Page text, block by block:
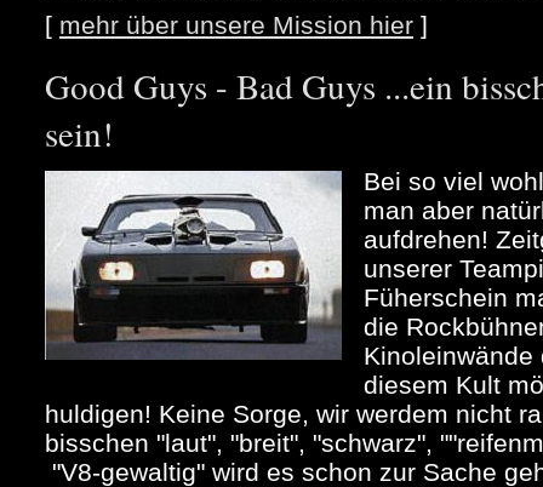
[ mehr über unsere Mission hier ]
Good Guys - Bad Guys ...ein
sein!
Bei so viel
man aber
aufdrehen!
unserer
Füherschein
die
Kinoleinwände
diesem Kult
huldigen! Keine Sorge, wir werdem nicht
bisschen "laut", "breit", "schwarz",
"V8-gewaltig" wird es schon zur Sache